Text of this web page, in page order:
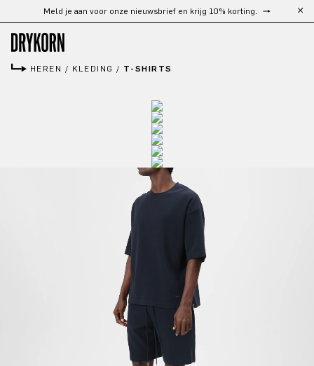
Ga naar de hoofdinhoudGratis verzending vanaf €300
HEREN / KLEDING / T-SHIRTS